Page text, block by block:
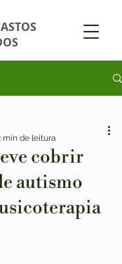
cobrir
autismo
min de leitura